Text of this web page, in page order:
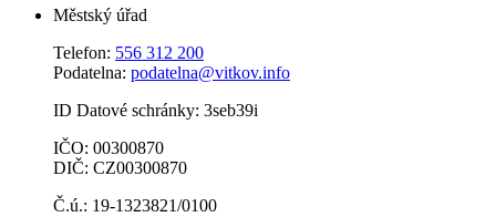
Městský úřad
Telefon: 556 312 200
Podatelna: podatelna@vitkov.info
ID Datové schránky: 3seb39i
IČO: 00300870
DIČ: CZ00300870
Č.ú.: 19-1323821/0100